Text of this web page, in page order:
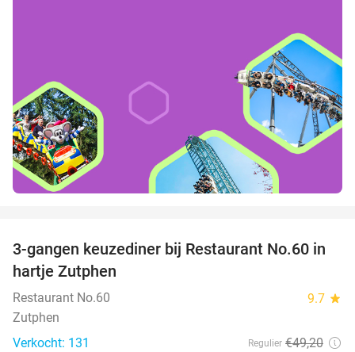
39%
3-gangen keuzediner bij Restaurant No.60 in
hartje Zutphen
Restaurant No.60 9.7 star
Zutphen
Verkocht: 131
Regulier €49,20